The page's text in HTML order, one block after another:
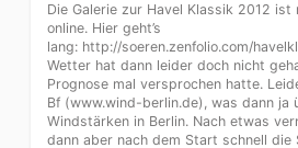
Die Galerie zur Havel Klassik 2012
online. Hier geht’s
lang: http://soeren.zenfolio.com/
Wetter hat dann leider doch nicht
Prognose mal versprochen hatte.
Bf (www.wind-berlin.de), was dann ja
Windstärken in Berlin. Nach etwas
dann aber nach dem Start schnell die